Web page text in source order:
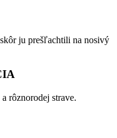
ju prešľachtili na nosivý
rôznorodej strave.